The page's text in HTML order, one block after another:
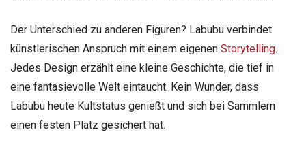
Der Unterschied zu anderen Figuren? Labubu verbindet
künstlerischen Anspruch mit einem eigenen Storytelling.
Jedes Design erzählt eine kleine Geschichte, die tief in
eine fantasievolle Welt eintaucht. Kein Wunder, dass
Labubu heute Kultstatus genießt und sich bei Sammlern
einen festen Platz gesichert hat.